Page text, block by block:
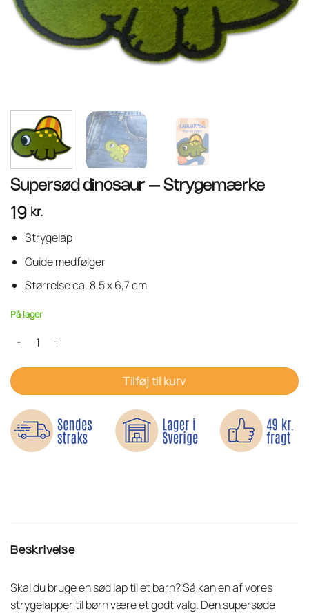
Supersød dinosaur – Strygemærke
19 kr.
Strygelap
Guide medfølger
Størrelse ca. 8,5 x 6,7 cm
På lager
Supersød dinosaur - Strygemærke antal
Tilføj til kurv
Beskrivelse
Skal du bruge en sød lap til et barn? Så kan en af vores
strygelapper til børn være et godt valg. Den supersøde